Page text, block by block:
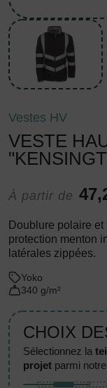
Vestes HV
VESTE
À partir de
Doublure polaire
protection menton
latérales zippées.
Yoko
340 g/m²
CHOIX
sélectionnez la
projet parmi